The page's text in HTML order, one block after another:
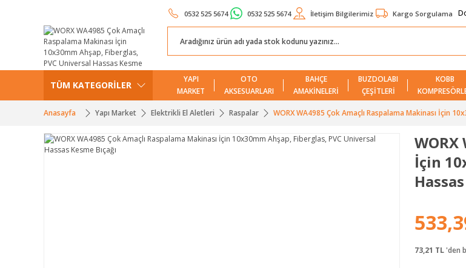
0532 525 5674 0532 525 5674 İletişim Bilgilerimiz Kargo Sorgulama
TÜM KATEGORİLER
YAPI
MARKET
OTO
AKSESUARLARI
BAHÇE
AMAKİNELERİ
BUZDOLABI
ÇEŞİTLERİ
KOBB
Anasayfa
Yapı Market Elektrikli El Aletleri Raspalar WORX WA4985 Çok Amaçlı Raspalama Makinası İçin
WORX
İçin
73,21 TL'den